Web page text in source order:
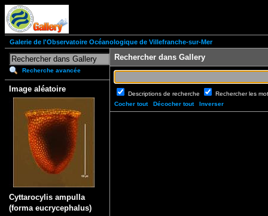
Galerie de l'Observatoire Océanologique de Villefranche-sur-Mer
Recherche avancée
Image aléatoire
Cyttarocylis ampulla
(forma eucrycephalus)
Rechercher dans Gallery
Descriptions de recherche
Rechercher les
Cocher tout
Décocher tout Inverser